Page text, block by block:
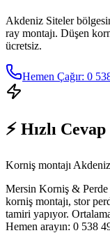
Akdeniz Siteler
ray montajı. Düşen
ücretsiz.
Hemen Çağır: 0
⚡ Hızlı Cevap
Korniş montajı
Mersin Korniş &
korniş montajı, stor
tamiri yapıyor.
Hemen arayın: 0 538